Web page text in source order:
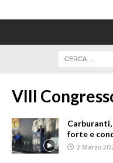
VIII
Carburanti,
forte e
2 Marzo